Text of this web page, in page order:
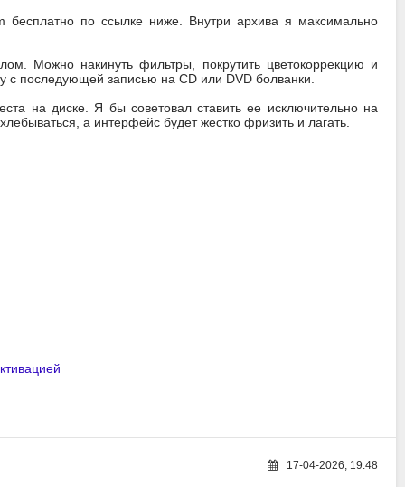
бесплатно по ссылке ниже. Внутри архива я максимально
Можно накинуть фильтры, покрутить цветокоррекцию и
последующей записью на CD или DVD болванки.
на диске. Я бы советовал ставить ее исключительно на
а интерфейс будет жестко фризить и лагать.
17-04-2026, 19:48